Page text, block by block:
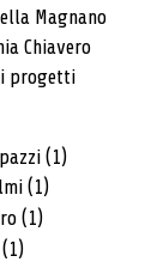
Magnano
Chiavero
progetti
(1)
(1)
(1)
(1)